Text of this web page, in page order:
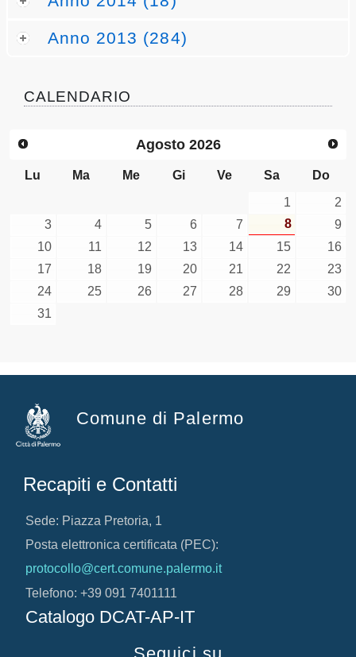
Anno 2013 (284)
CALENDARIO
Agosto 2026
Lu Ma Me Gi Ve Sa Do
1
2
3
4 5 6 7 8
9
10
11 12 13 14 15
16
17
18 19 20 21 22
23
24
25 26 27 28 29
30
31
Comune di Palermo
Recapiti e Contatti
Sede: Piazza Pretoria, 1
Posta elettronica certificata (PEC):
protocollo@cert.comune.palermo.it
Telefono: +39 091 7401111
Catalogo DCAT-AP-IT